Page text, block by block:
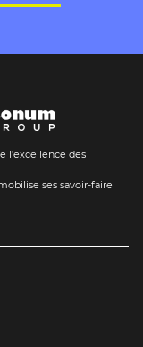
l’excellence des
ses savoir-faire